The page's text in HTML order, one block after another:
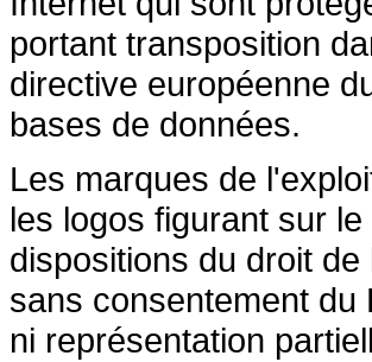
portant transposition
directive européenne
bases de données.
Les marques de
les logos figurant sur
dispositions du droit
sans consentement du
ni représentation